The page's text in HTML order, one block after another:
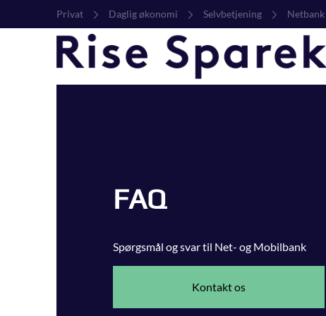
Privat Daglig økonomi Selvbetjening Netbank
FAQ
Spørgsmål og svar til Net- og Mobilbank
Kontakt os